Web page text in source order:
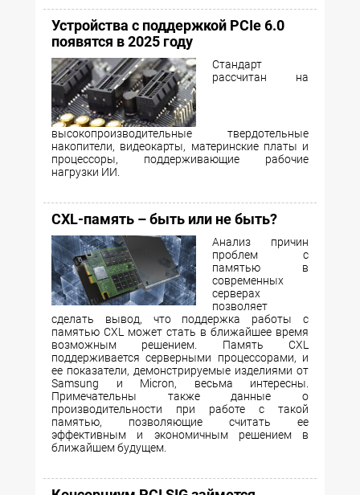
Устройства с поддержкой PCIe 6.0
появятся в 2025 году
Стандарт
рассчитан на
высокопроизводительные твердотельные
накопители, видеокарты, материнские платы и
процессоры, поддерживающие рабочие
нагрузки ИИ.
CXL-память – быть или не быть?
Анализ причин
проблем с
памятью в
современных
серверах
позволяет
сделать вывод, что поддержка работы c
памятью CXL может стать в ближайшее время
возможным решением. Память CXL
поддерживается серверными процессорами, и
ее показатели, демонстрируемые изделиями от
Samsung и Micron, весьма интересны.
Примечательны также данные о
производительности при работе с такой
памятью, позволяющие считать ее
эффективным и экономичным решением в
ближайшем будущем.